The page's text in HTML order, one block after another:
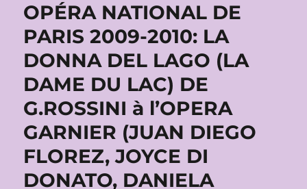
OPÉRA NATIONAL DE
PARIS 2009-2010: LA
DONNA DEL LAGO (LA
DAME DU LAC) DE
G.ROSSINI à l’OPERA
GARNIER (JUAN DIEGO
FLOREZ, JOYCE DI
DONATO, DANIELA